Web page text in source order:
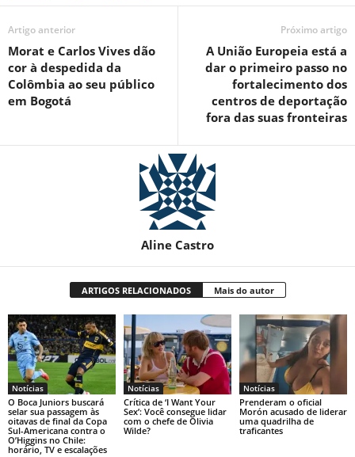
Artigo anterior
Morat e Carlos Vives dão
cor à despedida da
Colômbia ao seu público
em Bogotá
Próximo artigo
A União Europeia está a
dar o primeiro passo no
fortalecimento dos
centros de deportação
fora das suas fronteiras
Aline Castro
ARTIGOS RELACIONADOS Mais do autor
Notícias
O Boca Juniors buscará
selar sua passagem às
oitavas de final da Copa
Sul-Americana contra o
O’Higgins no Chile:
horário, TV e escalações
Notícias
Crítica de ‘I Want Your
Sex’: Você consegue lidar
com o chefe de Olivia
Wilde?
Notícias
Prenderam o oficial
Morón acusado de liderar
uma quadrilha de
traficantes